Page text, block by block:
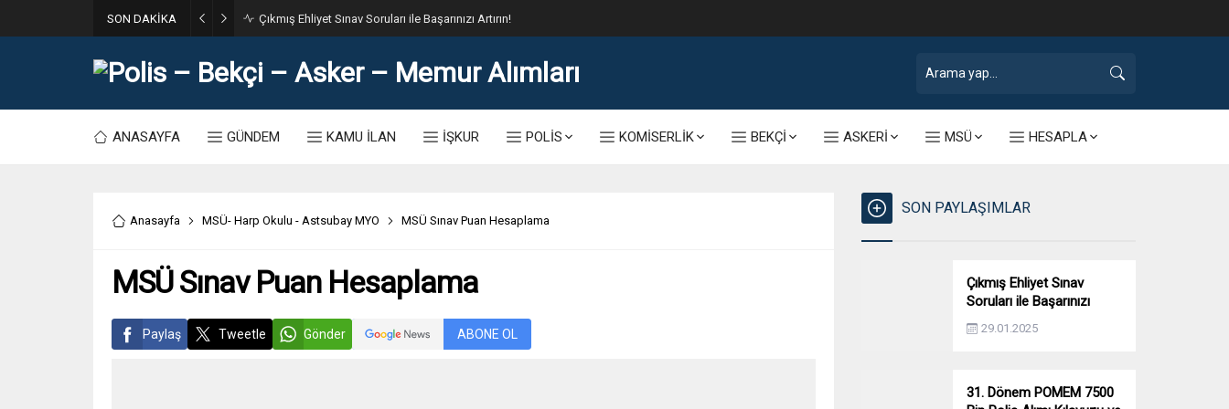
SON DAKİKA 31. Dönem POMEM 7500 Bin Polis Alımı Kılavuzu ve Başvuru Ekranı
ANASAYFA GÜNDEM KAMU İLAN İŞKUR POLİS KOMİSERLİK BEKÇİ ASKERİ MSÜ HESAPLA
Anasayfa MSÜ- Harp Okulu - Astsubay MYO MSÜ Sınav Puan Hesaplama
MSÜ Sınav Puan Hesaplama
Paylaş Tweetle Gönder ABONE OL
SON PAYLAŞIMLAR
Çıkmış Ehliyet Sınav
Soruları ile Başarınızı
Artırın!
29.01.2025
31. Dönem POMEM 7500